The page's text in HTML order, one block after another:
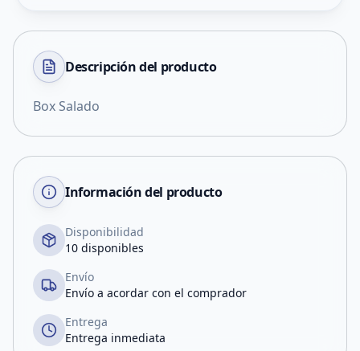
Descripción del producto
Box Salado
Información del producto
Disponibilidad
10 disponibles
Envío
Envío a acordar con el comprador
Entrega
Entrega inmediata